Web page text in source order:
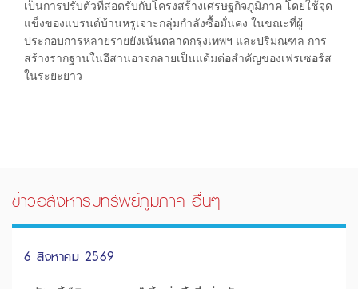
เป็นการปรับตัวที่สอดรับกับโครงสร้างเศรษฐกิจภูมิภาค โดยใช้จุด
แข็งของแบรนด์บ้านหรูเจาะกลุ่มกำลังซื้อมั่นคง ในขณะที่ผู้
ประกอบการหลายรายยังเน้นตลาดกรุงเทพฯ และปริมณฑล การ
สร้างรากฐานในอีสานอาจกลายเป็นแต้มต่อสำคัญของเฟรเซอร์ส
ในระยะยาว
ข่าวอสังหาริมทรัพย์ภูมิภาค อื่นๆ
6 สิงหาคม 2569